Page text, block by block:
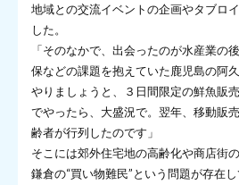
地域との交流イベントの企画やタブロ
した。
「そのなかで、出会ったのが水産業の
保などの課題を抱えていた鹿児島の阿
やりましょうと、３日間限定の鮮魚販
でやったら、大盛況で。翌年、移動販
齢者が行列したのです」
そこには郊外住宅地の高齢化や商店街
鎌倉の“買い物難民”という問題が存在